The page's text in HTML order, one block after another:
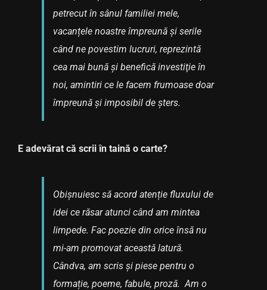
petrecut în sânul familiei mele,
vacanțele noastre împreună și serile
când ne povestim lucruri, reprezintă
cea mai bună și benefică investiţie în
noi, amintiri ce le facem frumoase doar
împreună și imposibil de șters.
E adevărat că scrii în taină o carte?
Obișnuiesc să acord atenție fluxului de
idei ce răsar atunci când am mintea
limpede. Fac poezie din orice însă nu
mi-am promovat această latură.
Cândva, am scris și piese pentru o
formație, poeme, fabule, proză. Am o